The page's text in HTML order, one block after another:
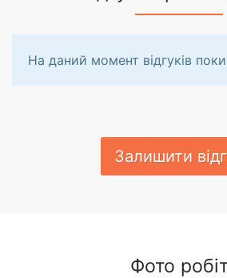
На даний момент відгуків
Залишити
Фото